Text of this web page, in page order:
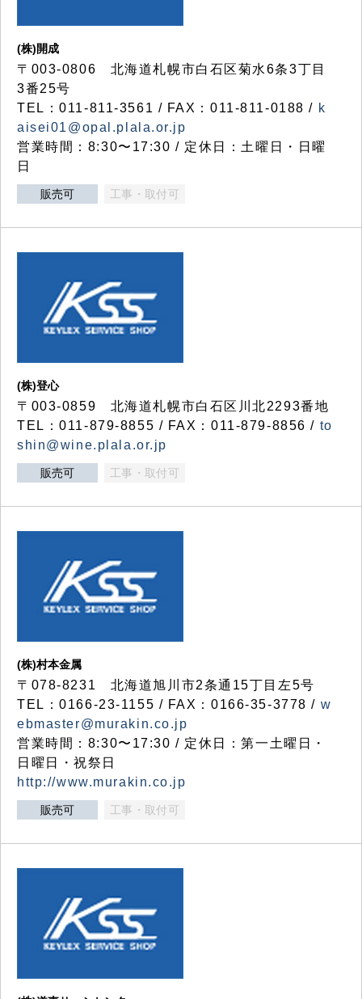
(株)開成
〒003-0806 北海道札幌市白石区菊水6条3丁目
3番25号
TEL：011-811-3561 / FAX：011-811-0188 / k
aisei01@opal.plala.or.jp
営業時間：8:30〜17:30 / 定休日：土曜日・日曜
日
販売可 工事・取付可
(株)登心
〒003-0859 北海道札幌市白石区川北2293番地
TEL：011-879-8855 / FAX：011-879-8856 / to
shin@wine.plala.or.jp
販売可 工事・取付可
(株)村本金属
〒078-8231 北海道旭川市2条通15丁目左5号
TEL：0166-23-1155 / FAX：0166-35-3778 / w
ebmaster@murakin.co.jp
営業時間：8:30〜17:30 / 定休日：第一土曜日・
日曜日・祝祭日
http://www.murakin.co.jp
販売可 工事・取付可